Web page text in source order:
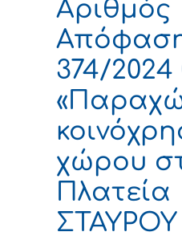
Αριθμός
374/
χώρου
Πλατεία
ΣΤΑΥΡΟΥ